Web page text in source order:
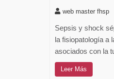
web master fhsp
Sepsis y shock
la fisiopatología a
asociados con la
Leer Más